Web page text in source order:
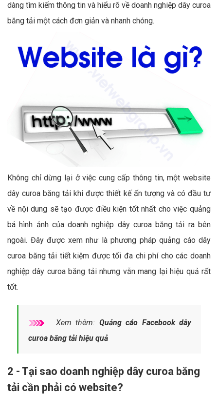
dàng tìm kiếm thông tin và hiểu rõ về doanh nghiệp dây curoa
băng tải một cách đơn giản và nhanh chóng.
Không chỉ dừng lại ở việc cung cấp thông tin, một website
dây curoa băng tải khi được thiết kế ấn tượng và có đầu tư
về nội dung sẽ tạo được điều kiện tốt nhất cho việc quảng
bá hình ảnh của doanh nghiệp dây curoa băng tải ra bên
ngoài. Đây được xem như là phương pháp quảng cáo dây
curoa băng tải tiết kiệm được tối đa chi phí cho các doanh
nghiệp dây curoa băng tải nhưng vẫn mang lại hiệu quả rất
tốt.
Xem thêm: Quảng cáo Facebook dây
curoa băng tải hiệu quả
2 - Tại sao doanh nghiệp dây curoa băng
tải cần phải có website?